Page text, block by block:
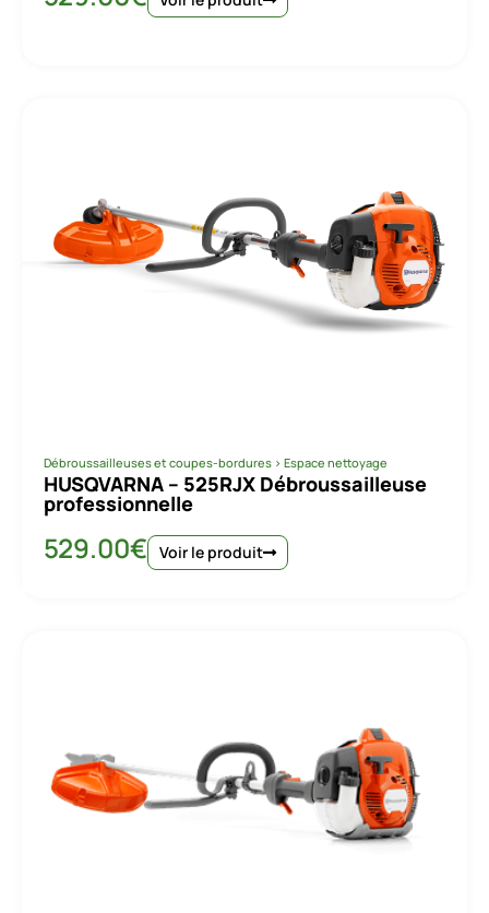
Débroussailleuses et coupes-bordures > Espace nettoyage
HUSQVARNA – 525RJX Débroussailleuse
professionnelle
529.00€ Voir le produit